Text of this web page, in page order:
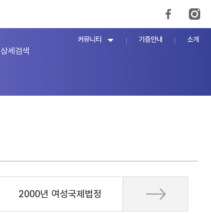
상세검색
커뮤니티 기증안내 소개
2000년 여성국제법정